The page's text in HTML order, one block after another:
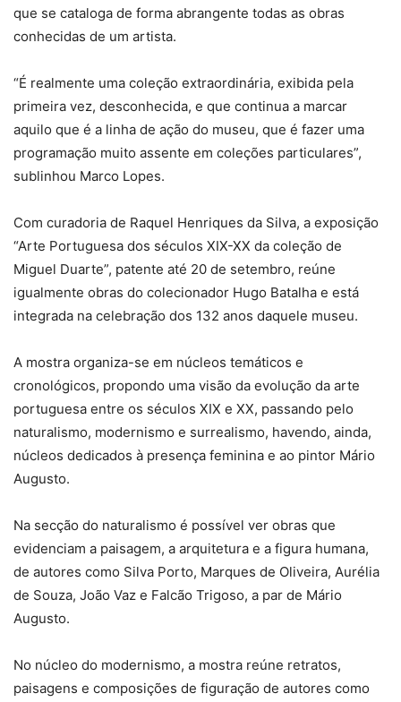
que se cataloga de forma abrangente todas as obras
conhecidas de um artista.
“É realmente uma coleção extraordinária, exibida pela
primeira vez, desconhecida, e que continua a marcar
aquilo que é a linha de ação do museu, que é fazer uma
programação muito assente em coleções particulares”,
sublinhou Marco Lopes.
Com curadoria de Raquel Henriques da Silva, a exposição
“Arte Portuguesa dos séculos XIX-XX da coleção de
Miguel Duarte”, patente até 20 de setembro, reúne
igualmente obras do colecionador Hugo Batalha e está
integrada na celebração dos 132 anos daquele museu.
A mostra organiza-se em núcleos temáticos e
cronológicos, propondo uma visão da evolução da arte
portuguesa entre os séculos XIX e XX, passando pelo
naturalismo, modernismo e surrealismo, havendo, ainda,
núcleos dedicados à presença feminina e ao pintor Mário
Augusto.
Na secção do naturalismo é possível ver obras que
evidenciam a paisagem, a arquitetura e a figura humana,
de autores como Silva Porto, Marques de Oliveira, Aurélia
de Souza, João Vaz e Falcão Trigoso, a par de Mário
Augusto.
No núcleo do modernismo, a mostra reúne retratos,
paisagens e composições de figuração de autores como